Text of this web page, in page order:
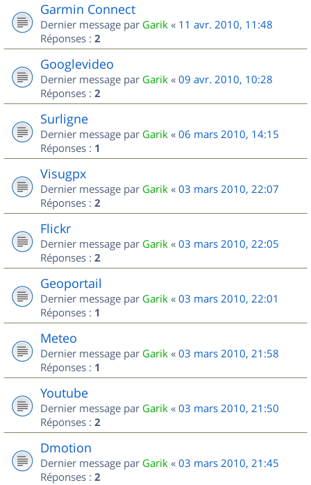
Garmin Connect
Dernier message par Garik « 11 avr. 2010, 11:48
Réponses : 2
Googlevideo
Dernier message par Garik « 09 avr. 2010, 10:28
Réponses : 2
Surligne
Dernier message par Garik « 06 mars 2010, 14:15
Réponses : 1
Visugpx
Dernier message par Garik « 03 mars 2010, 22:07
Réponses : 2
Flickr
Dernier message par Garik « 03 mars 2010, 22:05
Réponses : 2
Geoportail
Dernier message par Garik « 03 mars 2010, 22:01
Réponses : 1
Meteo
Dernier message par Garik « 03 mars 2010, 21:58
Réponses : 1
Youtube
Dernier message par Garik « 03 mars 2010, 21:50
Réponses : 2
Dmotion
Dernier message par Garik « 03 mars 2010, 21:45
Réponses : 2